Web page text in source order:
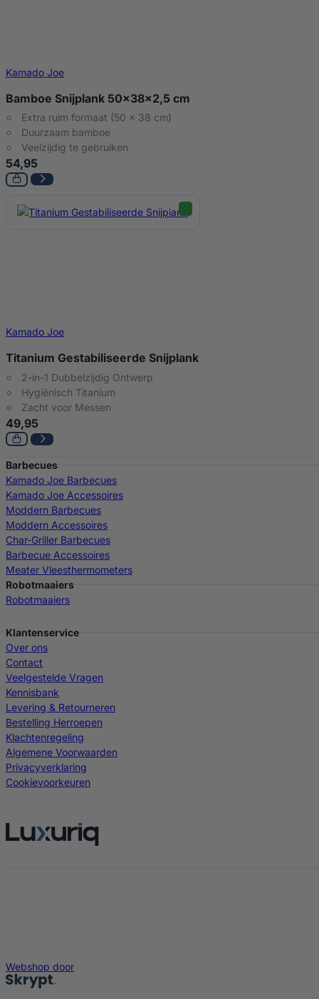
Kamado Joe
Bamboe Snijplank 50x38x2,5 cm
Extra ruim formaat (50 x 38 cm)
Duurzaam bamboe
Veelzijdig te gebruiken
54,95
Kamado Joe
Titanium Gestabiliseerde Snijplank
2-in-1 Dubbelzijdig Ontwerp
Hygiënisch Titanium
Zacht voor Messen
49,95
Barbecues
Kamado Joe Barbecues
Kamado Joe Accessoires
Moddern Barbecues
Moddern Accessoires
Char-Griller Barbecues
Barbecue Accessoires
Meater Vleesthermometers
Robotmaaiers
Robotmaaiers
Klantenservice
Over ons
Contact
Veelgestelde Vragen
Kennisbank
Levering & Retourneren
Bestelling Herroepen
Klachtenregeling
Algemene Voorwaarden
Privacyverklaring
Cookievoorkeuren
Webshop door